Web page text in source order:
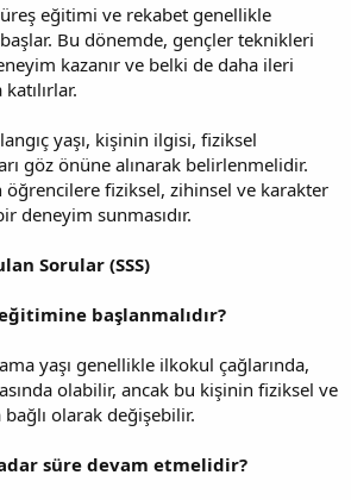
eğitimi ve rekabet genellikle
Bu dönemde, gençler teknikleri
kazanır ve belki de daha ileri
yaşı, kişinin ilgisi, fiziksel
göz önüne alınarak belirlenmelidir.
fiziksel, zihinsel ve karakter
deneyim sunmasıdır.
Sorular (SSS)
başlanmalıdır?
yaşı genellikle ilkokul çağlarında,
olabilir, ancak bu kişinin fiziksel ve
olarak değişebilir.
süre devam etmelidir?